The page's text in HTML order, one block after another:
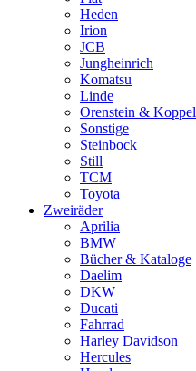
Heden
Irion
JCB
Jungheinrich
Komatsu
Linde
Orenstein & Koppel
Sonstige
Steinbock
Still
TCM
Toyota
Zweiräder
Aprilia
BMW
Bücher & Kataloge
Daelim
DKW
Ducati
Fahrrad
Harley Davidson
Hercules